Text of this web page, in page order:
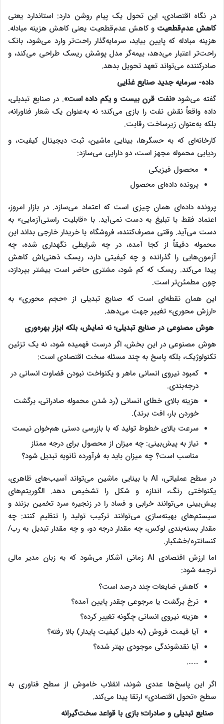
در نگاه اقتصادی، این تحول یک پیام روشن دارد: استاندارد یعنی
کاهش عدم‌قطعیت و کاهش عدم‌قطعیت یعنی کاهش هزینه مبادله.
هزینه مبادله که پایین بیاید، سرمایه‌گذار راحت‌تر وارد می‌شود، بانک
راحت‌تر اعتبار می‌دهد، بیمه‌گر مدل پوشش ریسک طراحی می‌کند، و
صادرکننده می‌تواند تعهد تحویل بدهد.
داده- سرمایه جدید صنایع غذایی
گفته می‌شود«نفت قرن بیست‌ و یکم داده است». در صنایع تبدیلی،
داده واقعاً نقش نفت را بازی می‌کند؛ نه به‌عنوان یک شعار فناورانه،
بلکه به‌عنوان زیرساخت رقابت.
کارخانه‌ای که به حسگرها، بینایی ماشین، ثبت دیجیتال کیفیت، و
ردیابی محموله مجهز است، دو دارایی می‌سازد:
محصول فیزیکی
پرونده داده‌ای محصول
پرونده داده‌ای همان چیزی است که اعتماد می‌سازد. در بازار امروز،
اعتماد فقط با تبلیغ به دست نمی‌آید. با «قابلیت راستی‌آزمایی» به
دست می‌آید. وقتی مصرف‌کننده، فروشگاه یا خریدار خارجی بداند این
محموله دقیقاً از کجا آمده، در چه شرایطی نگهداری شده، چه
آزمون‌هایی را گذرانده و چه کیفیتی دارد، ریسک ذهنی‌اش کاهش
پیدا می‌کند. ریسک که کم شود، مشتری حاضر است بیشتر بپردازد،
چون مطمئن‌تر است.
این همان نقطه‌ای است که صنایع تبدیلی از «حجم‌­ محوری» به
«ارزش­ ‌محوری» تغییر جهت می‌دهد.
هوش مصنوعی در صنایع تبدیلی؛ نه نمایش، بلکه ابزار بهره‌وری
هوش مصنوعی در این بخش، اگر درست فهمیده شود، نه یک تزئین
تکنولوژیک، بلکه پاسخ به چند مسئله سخت اقتصادی است:
کمبود نیروی انسانی ماهر و یکنواخت نبودن قضاوت انسانی در
درجه‌بندی.
هزینه بالای خطای انسانی (رد شدن محموله صادراتی، برگشت
خوردن بار، افت برند).
سرعت بالای خطوط تولید که با بازرسی دستی هم‌خوان نیست
نیاز به پیش‌بینی: چه میزان از محصول برای درجه ممتاز
مناسب است؟ چه میزان باید به فرآورده ثانویه تبدیل شود؟
در سطح عملیاتی، AI با بینایی ماشین می‌تواند آسیب‌های ظاهری،
یکنواختی رنگ، اندازه و شکل را تشخیص دهد. الگوریتم‌های
پیش‌بینی می‌توانند خرابی و فساد را در زنجیره سرد تخمین بزنند و
سیستم‌های بهینه‌سازی می‌توانند ترکیب تولید را تنظیم کنند: چه
مقدار بسته‌بندی لوکس، چه مقدار درجه دو، و چه مقدار تبدیل به رب/
کنسانتره/خشکبار.
اما ارزش اقتصادی AI زمانی آشکار می‌شود که به زبان مدیر مالی
ترجمه شود:
کاهش ضایعات چند درصد است؟
نرخ برگشت یا مرجوعی چقدر پایین آمده؟
هزینه نیروی انسانی چگونه تغییر کرده؟
آیا قیمت فروش (به دلیل کیفیت پایدار) بالا رفته؟
آیا نقدشوندگی موجودی بهتر شده؟
…….
اگر این پاسخ‌ها عددی شوند، انقلاب خاموش از سطح فناوری به
سطح «تحول اقتصادی» ارتقا پیدا می‌کند.
صنایع تبدیلی و صادرات؛ بازی با قواعد سخت‌گیرانه